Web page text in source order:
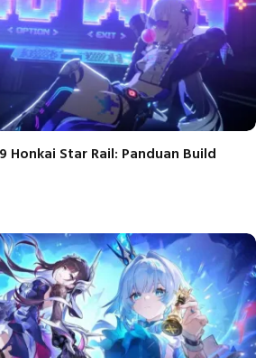
Honkai Star Rail: Panduan Build